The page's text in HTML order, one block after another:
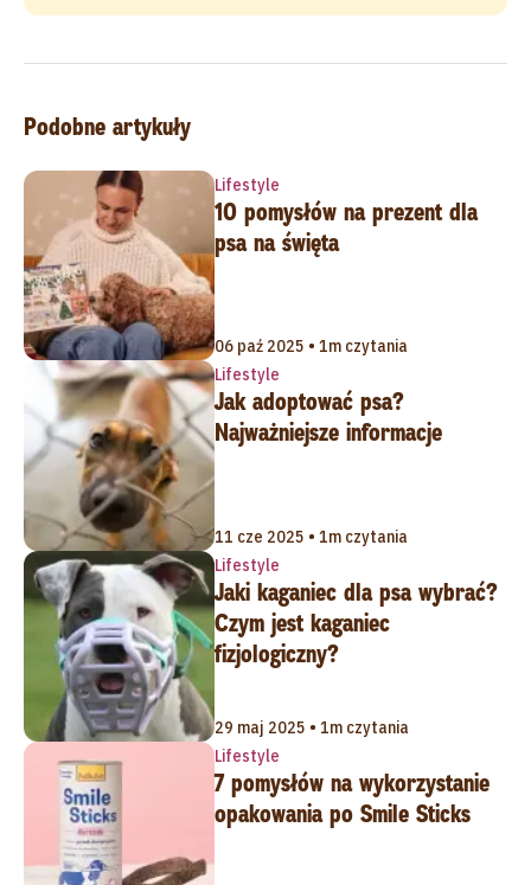
Podobne artykuły
Lifestyle
10 pomysłów na prezent dla
psa na święta
06 paź 2025 • 1m czytania
Lifestyle
Jak adoptować psa?
Najważniejsze informacje
11 cze 2025 • 1m czytania
Lifestyle
Jaki kaganiec dla psa wybrać?
Czym jest kaganiec
fizjologiczny?
29 maj 2025 • 1m czytania
Lifestyle
7 pomysłów na wykorzystanie
opakowania po Smile Sticks